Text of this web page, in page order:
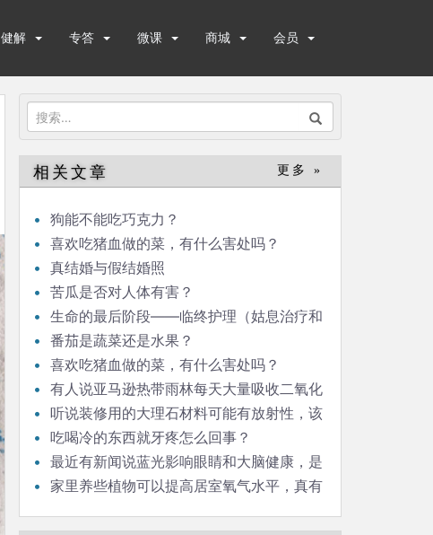
健解 专答 微课 商城 会员
搜
索：
相关文章 更多 »
狗能不能吃巧克力？
喜欢吃猪血做的菜，有什么害处吗？
真结婚与假结婚照
苦瓜是否对人体有害？
生命的最后阶段——临终护理（姑息治疗和
临终关怀）
番茄是蔬菜还是水果？
喜欢吃猪血做的菜，有什么害处吗？
有人说亚马逊热带雨林每天大量吸收二氧化
碳，释放氧气，对人类生存意义重大，是这样
吗？
听说装修用的大理石材料可能有放射性，该
怎么办？
吃喝冷的东西就牙疼怎么回事？
最近有新闻说蓝光影响眼睛和大脑健康，是
真的吗？
家里养些植物可以提高居室氧气水平，真有